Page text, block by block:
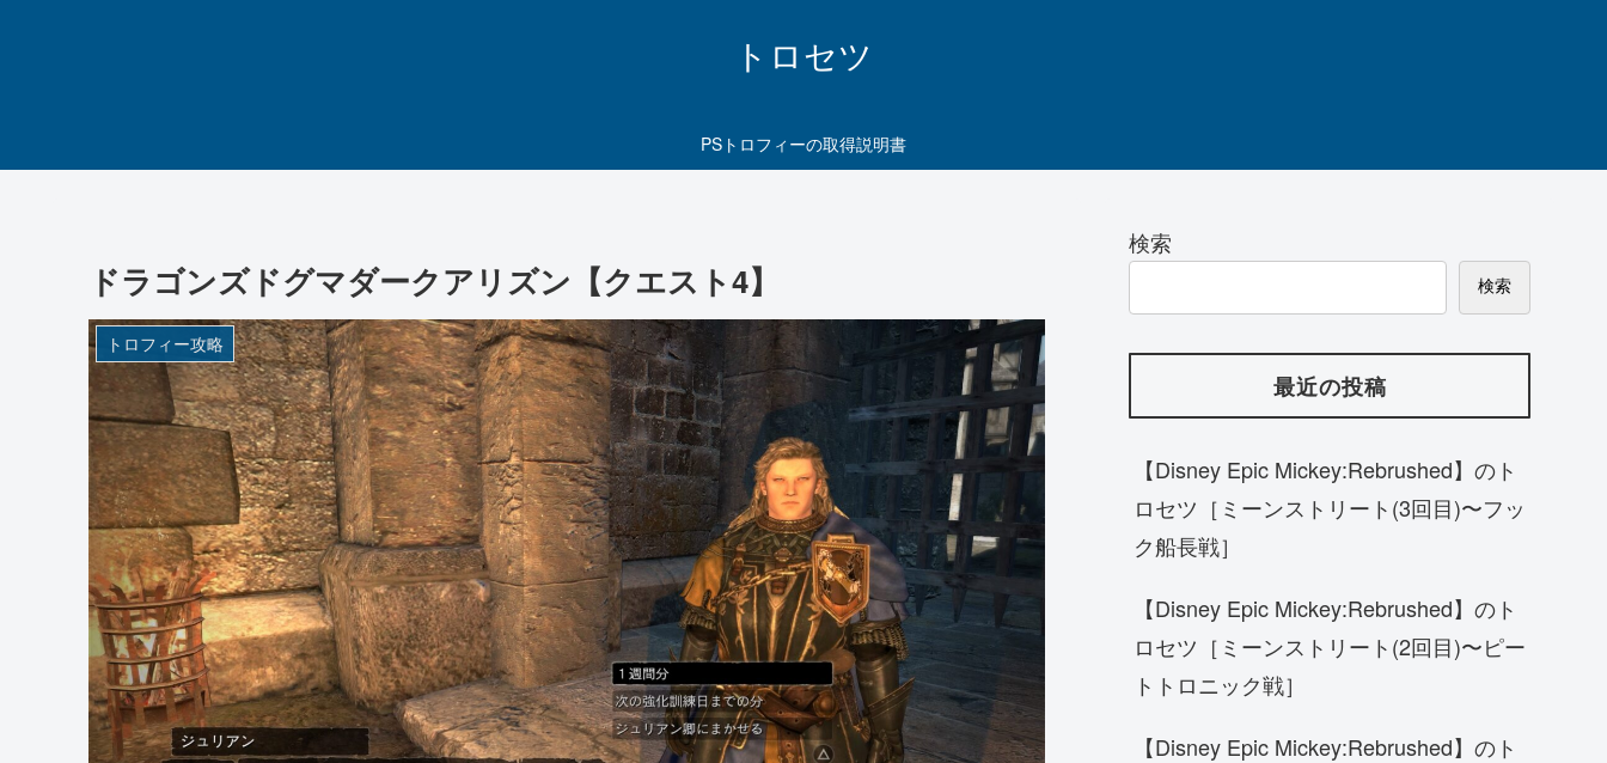
トロセツ
PSトロフィーの取得説明書
ドラゴンズドグマダークアリズン【クエスト4】
トロフィー攻略
検索
検索
最近の投稿
【Disney Epic Mickey:Rebrushed】のト
ロセツ［ミーンストリート(3回目)〜フッ
ク船長戦］
【Disney Epic Mickey:Rebrushed】のト
ロセツ［ミーンストリート(2回目)〜ピー
トトロニック戦］
【Disney Epic Mickey:Rebrushed】のト